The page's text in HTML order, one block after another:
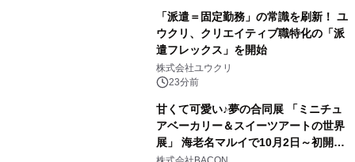
「派遣＝固定勤務」の常識を刷新！ ユ
ウクリ、クリエイティブ職特化の「派
遣フレックス」を開始
株式会社ユウクリ
23分前
甘くて可愛い♪夢の合同展 「ミニチュ
アベーカリー＆スイーツアートの世界
展」 海老名マルイで10月2日～初開
催！